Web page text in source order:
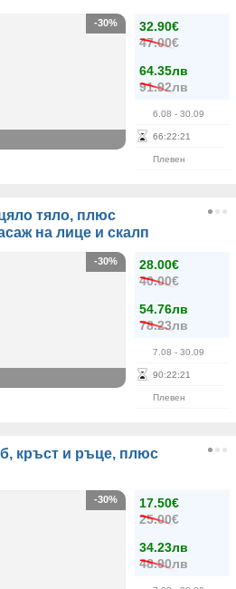
32.90€
47.00€
64.35лв
91.92лв
6.08 - 30.09
66:22:21
Плевен
-30%
тяло, плюс
на лице и скалп
28.00€
40.00€
54.76лв
78.23лв
7.08 - 30.09
90:22:21
Плевен
-30%
кръст и ръце, плюс
17.50€
25.00€
34.23лв
48.90лв
-30%